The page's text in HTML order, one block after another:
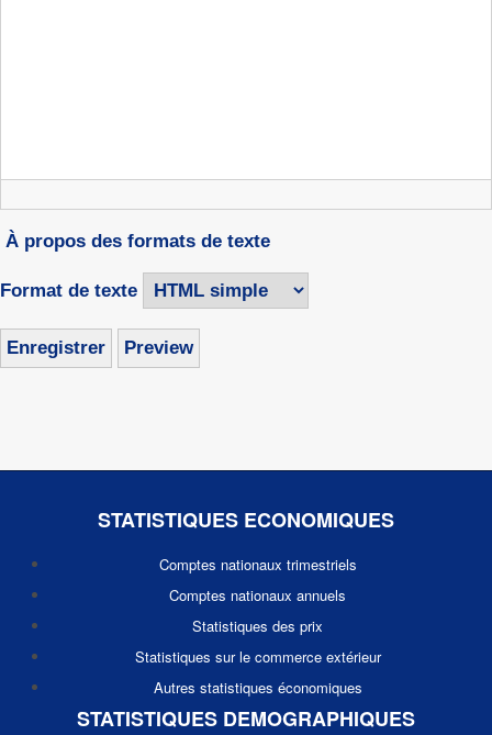
À propos des formats de texte
Format de texte
STATISTIQUES ECONOMIQUES
Comptes nationaux trimestriels
Comptes nationaux annuels
Statistiques des prix
Statistiques sur le commerce extérieur
Autres statistiques économiques
STATISTIQUES DEMOGRAPHIQUES